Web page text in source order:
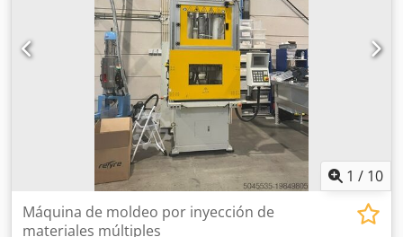
1 / 10
Máquina de moldeo por inyección de
materiales múltiples